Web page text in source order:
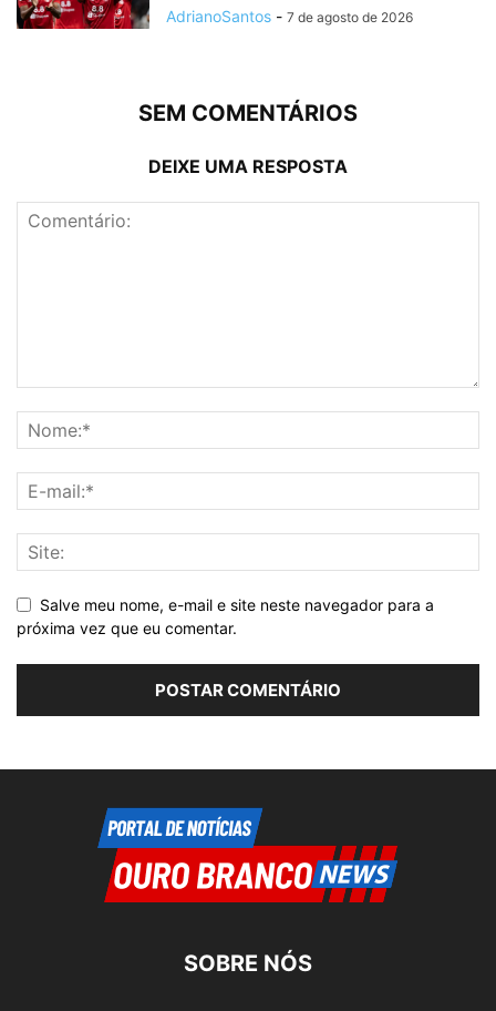
AdrianoSantos - 7 de agosto de 2026
SEM COMENTÁRIOS
DEIXE UMA RESPOSTA
Salve meu nome, e-mail e site neste navegador para a
próxima vez que eu comentar.
SOBRE NÓS